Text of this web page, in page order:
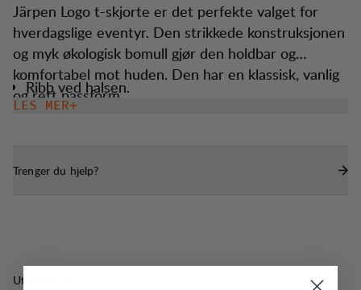
Järpen Logo t-skjorte er det perfekte valget for
hverdagslige eventyr. Den strikkede konstruksjonen
og myk økologisk bomull gjør den holdbar og
komfortabel mot huden. Den har en klassisk, vanlig
og rett passform.
Ribb ved halsen.
LES MER
Trenger du hjelp?
Utmerket for